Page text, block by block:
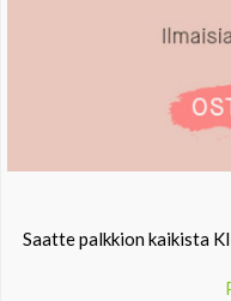
Saatte palkkion kaikista